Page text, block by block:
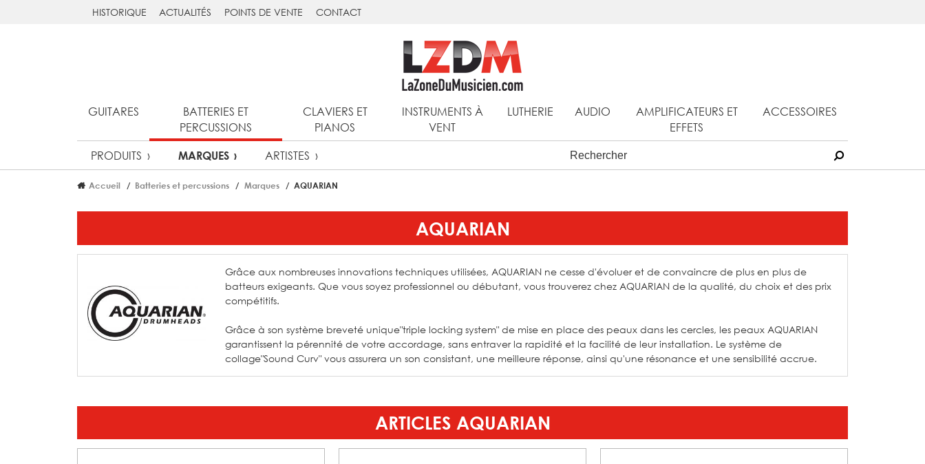
HISTORIQUE ACTUALITÉS POINTS DE VENTE CONTACT
GUITARES
BATTERIES ET
PERCUSSIONS
CLAVIERS ET
PIANOS
INSTRUMENTS À
VENT
LUTHERIE AUDIO
AMPLIFICATEURS ET
EFFETS
ACCESSOIRES
PRODUITS MARQUES ARTISTES
Accueil Batteries et percussions Marques AQUARIAN
AQUARIAN
Grâce aux nombreuses innovations techniques utilisées, AQUARIAN ne cesse d'évoluer et de convaincre de plus en plus de
batteurs exigeants. Que vous soyez professionnel ou débutant, vous trouverez chez AQUARIAN de la qualité, du choix et des prix
compétitifs.
Grâce à son système breveté unique"triple locking system" de mise en place des peaux dans les cercles, les peaux AQUARIAN
garantissent la pérennité de votre accordage, sans entraver la rapidité et la facilité de leur installation. Le système de
collage"Sound Curv" vous assurera un son consistant, une meilleure réponse, ainsi qu'une résonance et une sensibilité accrue.
ARTICLES AQUARIAN